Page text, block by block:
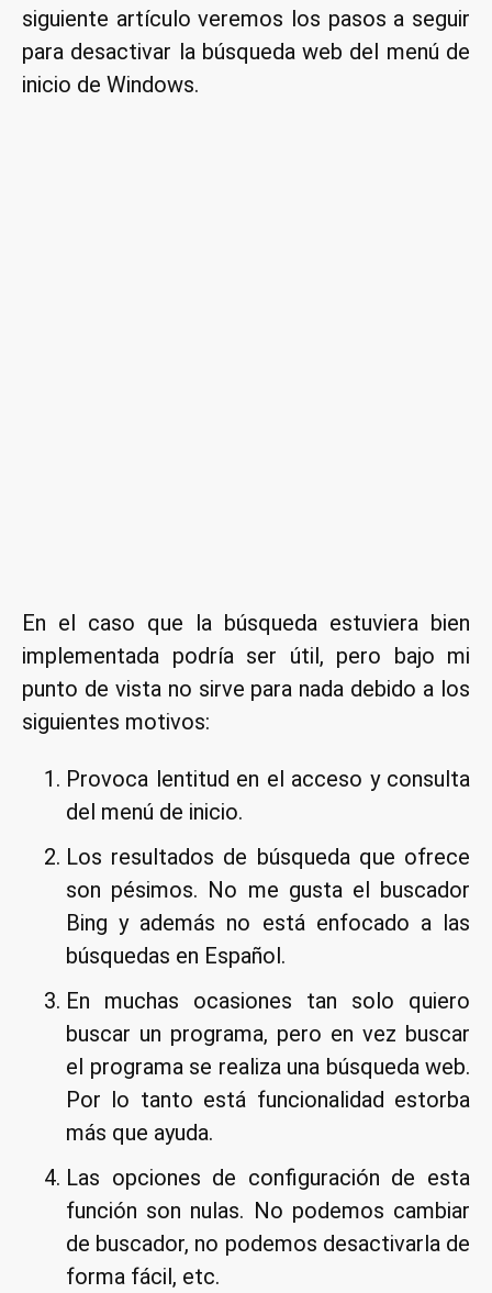
inicio
de
siguiente artículo veremos los pasos a seguir
para desactivar la búsqueda web del menú de
inicio de Windows.
En el caso que la búsqueda estuviera bien
implementada podría ser útil, pero bajo mi
punto de vista no sirve para nada debido a los
siguientes motivos:
Provoca lentitud en el acceso y consulta
del menú de inicio.
Los resultados de búsqueda que ofrece
son pésimos. No me gusta el buscador
Bing y además no está enfocado a las
búsquedas en Español.
En muchas ocasiones tan solo quiero
buscar un programa, pero en vez buscar
el programa se realiza una búsqueda web.
Por lo tanto está funcionalidad estorba
más que ayuda.
Las opciones de configuración de esta
función son nulas. No podemos cambiar
de buscador, no podemos desactivarla de
forma fácil, etc.